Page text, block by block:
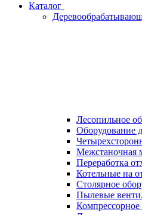
Каталог
Лесопильное
Оборудование
Межстаночная
Переработка
Котельные на
Столярное
Пылевые
Компрессорное